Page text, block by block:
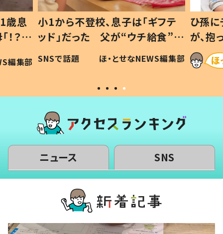
歳息
？」
編集部
小1から不登校、息子は「ギフテ
ッド」だった 父が“ウチ給食”を
作り続ける理由とは #令和の親
#令和の子
SNSで話題 ほ・とせなNEWS編集部
ひ孫
が、
「涙が
い」
ニュース SNS